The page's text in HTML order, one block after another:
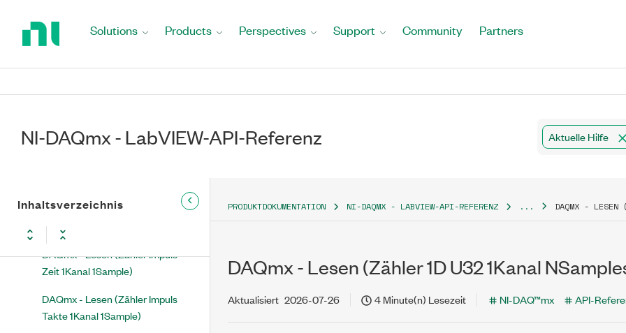
Solutions Products Perspectives Support Community Partners
NI-DAQmx - LabVIEW-API-Referenz Aktuelle Hilfe
Inhaltsverzeichnis
Signalverlauf NKanäle NSamples)
Dauer)
1Kanal 1Sample)
DAQmx - Lesen (Zähler Impuls
Freq 1 Kanal 1 Sample)
DAQmx - Lesen (Zähler Impuls
Zeit 1Kanal 1Sample)
DAQmx - Lesen (Zähler Impuls
Takte 1Kanal 1Sample)
PRODUKTDOKUMENTATION NI-DAQMX - LABVIEW-API-REFERENZ ... DAQMX - LESEN
DAQmx - Lesen (Zähler 1D U32 1Kanal
Aktualisiert 2026-07-26 4 Minute(n) Lesezeit NI-DAQ™mx API-